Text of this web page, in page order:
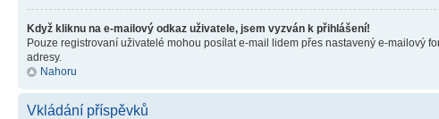
Když kliknu na e-mailový odkaz uživatele, jsem vyzván k přihlášení!
Pouze registrovaní uživatelé mohou posílat e-mail lidem přes nastavený e-mailový
adresy.
Nahoru
Vkládání příspěvků